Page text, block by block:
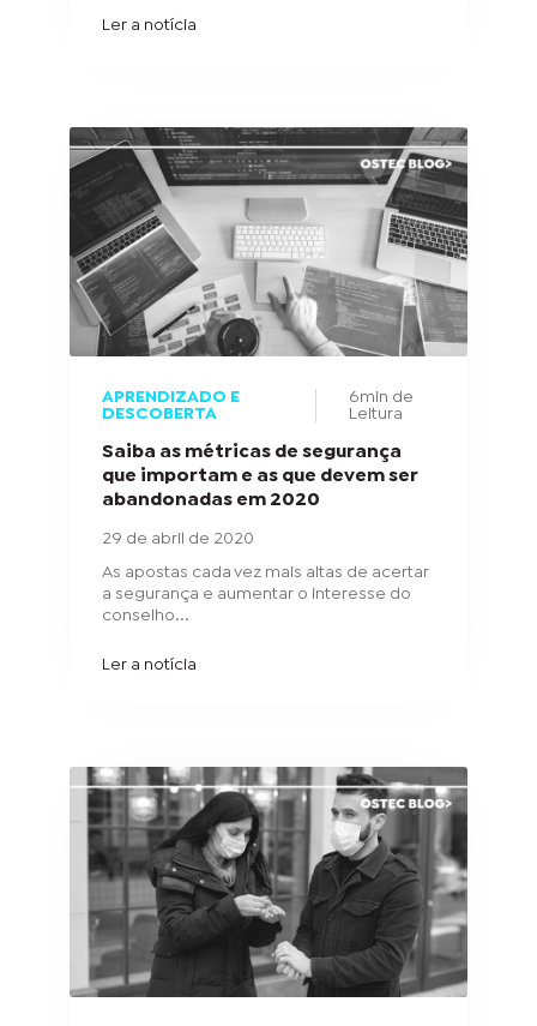
Ler a notícia
APRENDIZADO E
DESCOBERTA
6min de
Leitura
Saiba as métricas de segurança
que importam e as que devem ser
abandonadas em 2020
29 de abril de 2020
As apostas cada vez mais altas de acertar
a segurança e aumentar o interesse do
conselho...
Ler a notícia